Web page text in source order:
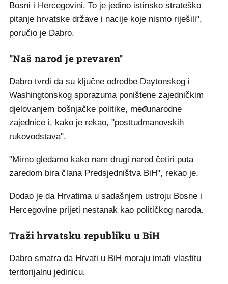
Bosni i Hercegovini. To je jedino istinsko strateško
pitanje hrvatske države i nacije koje nismo riješili",
poručio je Dabro.
"Naš narod je prevaren"
Dabro tvrdi da su ključne odredbe Daytonskog i
Washingtonskog sporazuma poništene zajedničkim
djelovanjem bošnjačke politike, međunarodne
zajednice i, kako je rekao, "posttuđmanovskih
rukovodstava".
"Mirno gledamo kako nam drugi narod četiri puta
zaredom bira člana Predsjedništva BiH", rekao je.
Dodao je da Hrvatima u sadašnjem ustroju Bosne i
Hercegovine prijeti nestanak kao političkog naroda.
Traži hrvatsku republiku u BiH
Dabro smatra da Hrvati u BiH moraju imati vlastitu
teritorijalnu jedinicu.